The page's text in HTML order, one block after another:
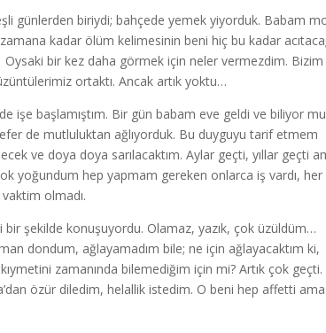
günlerden biriydi; bahçede yemek yiyorduk. Babam
kadar ölüm kelimesinin beni hiç bu kadar
bir kez daha görmek için neler vermezdim. Bizim
ortaktı. Ancak artık yoktu…
işe başlamıştım. Bir gün babam eve geldi ve biliyor
de mutluluktan ağlıyorduk. Bu duyguyu tarif etmem
ve doya doya sarılacaktım. Aylar geçti, yıllar geçti
yoğundum hep yapmam gereken onlarca iş vardı, her
olmadı.
şekilde konuşuyordu. Olamaz, yazık, çok üzüldüm…
dondum, ağlayamadım bile; ne için ağlayacaktım ki,
zamanında bilemediğim için mi? Artık çok geçti.
özür diledim, helallik istedim. O beni hep affetti